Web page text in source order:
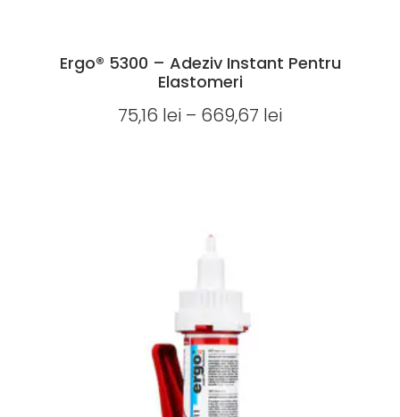
Ergo® 5300 – Adeziv Instant Pentru
Elastomeri
75,16 lei – 669,67 lei